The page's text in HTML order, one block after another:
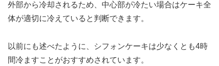
外部から冷却されるため、中心部が冷たい場合はケーキ全
体が適切に冷えていると判断できます。
以前にも述べたように、シフォンケーキは少なくとも4時
間冷ますことがおすすめされています。